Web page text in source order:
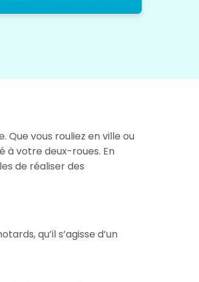
vous rouliez en ville ou
à votre deux-roues. En
de réaliser des
qu’il s’agisse d’un